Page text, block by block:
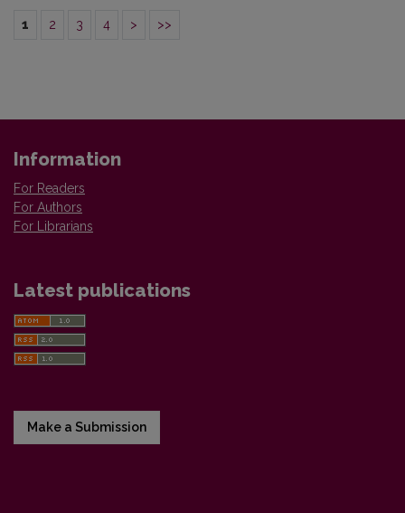
1 2 3 4 > >>
Information
For Readers
For Authors
For Librarians
Latest publications
Make a Submission